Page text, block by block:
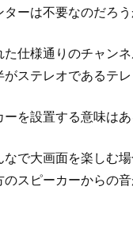
ーは不要なのだろう
仕様通りのチャン
ステレオであるテ
を設置する意味はあ
で大画面を楽しむ
スピーカーからの